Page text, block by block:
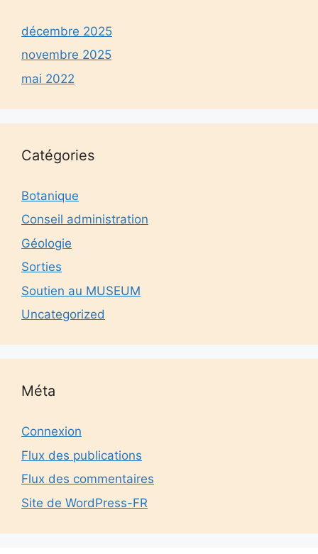
décembre 2025
novembre 2025
mai 2022
Catégories
Botanique
Conseil administration
Géologie
Sorties
Soutien au MUSEUM
Uncategorized
Méta
Connexion
Flux des publications
Flux des commentaires
Site de WordPress-FR